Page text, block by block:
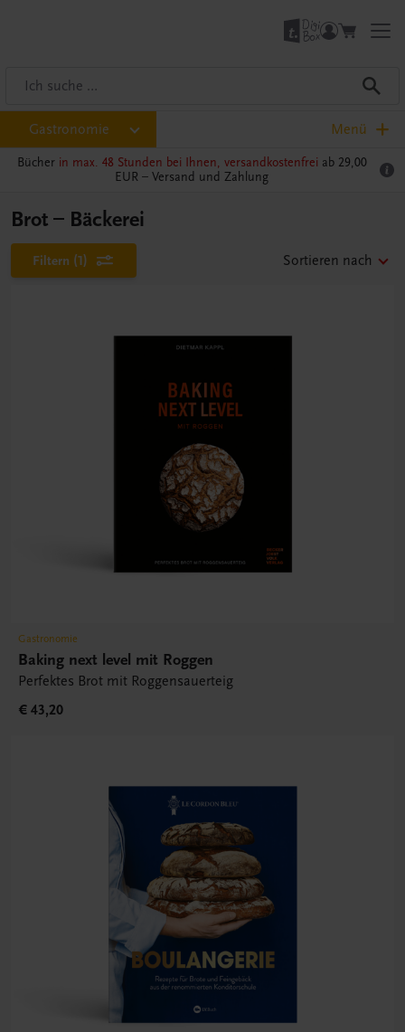
Gastronomie Menü
Bücher in max. 48 Stunden bei Ihnen, versandkostenfrei ab 29,00
EUR – Versand und Zahlung
Brot – Bäckerei
Filtern (1) Sortieren nach
Gastronomie
Baking next level mit Roggen
Perfektes Brot mit Roggensauerteig
€ 43,20